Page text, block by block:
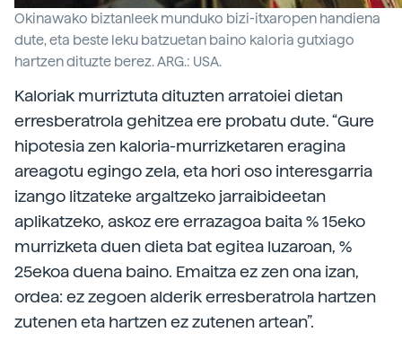
Okinawako biztanleek munduko bizi-itxaropen handiena
dute, eta beste leku batzuetan baino kaloria gutxiago
hartzen dituzte berez. ARG.: USA.
Kaloriak murriztuta dituzten arratoiei dietan
erresberatrola gehitzea ere probatu dute. “Gure
hipotesia zen kaloria-murrizketaren eragina
areagotu egingo zela, eta hori oso interesgarria
izango litzateke argaltzeko jarraibideetan
aplikatzeko, askoz ere errazagoa baita % 15eko
murrizketa duen dieta bat egitea luzaroan, %
25ekoa duena baino. Emaitza ez zen ona izan,
ordea: ez zegoen alderik erresberatrola hartzen
zutenen eta hartzen ez zutenen artean”.